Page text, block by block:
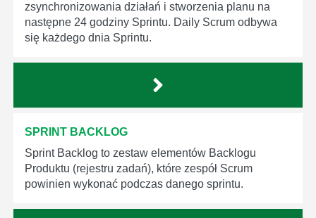
zsynchronizowania działań i stworzenia planu na
następne 24 godziny Sprintu. Daily Scrum odbywa
się każdego dnia Sprintu.
SPRINT BACKLOG
Sprint Backlog to zestaw elementów Backlogu
Produktu (rejestru zadań), które zespół Scrum
powinien wykonać podczas danego sprintu.